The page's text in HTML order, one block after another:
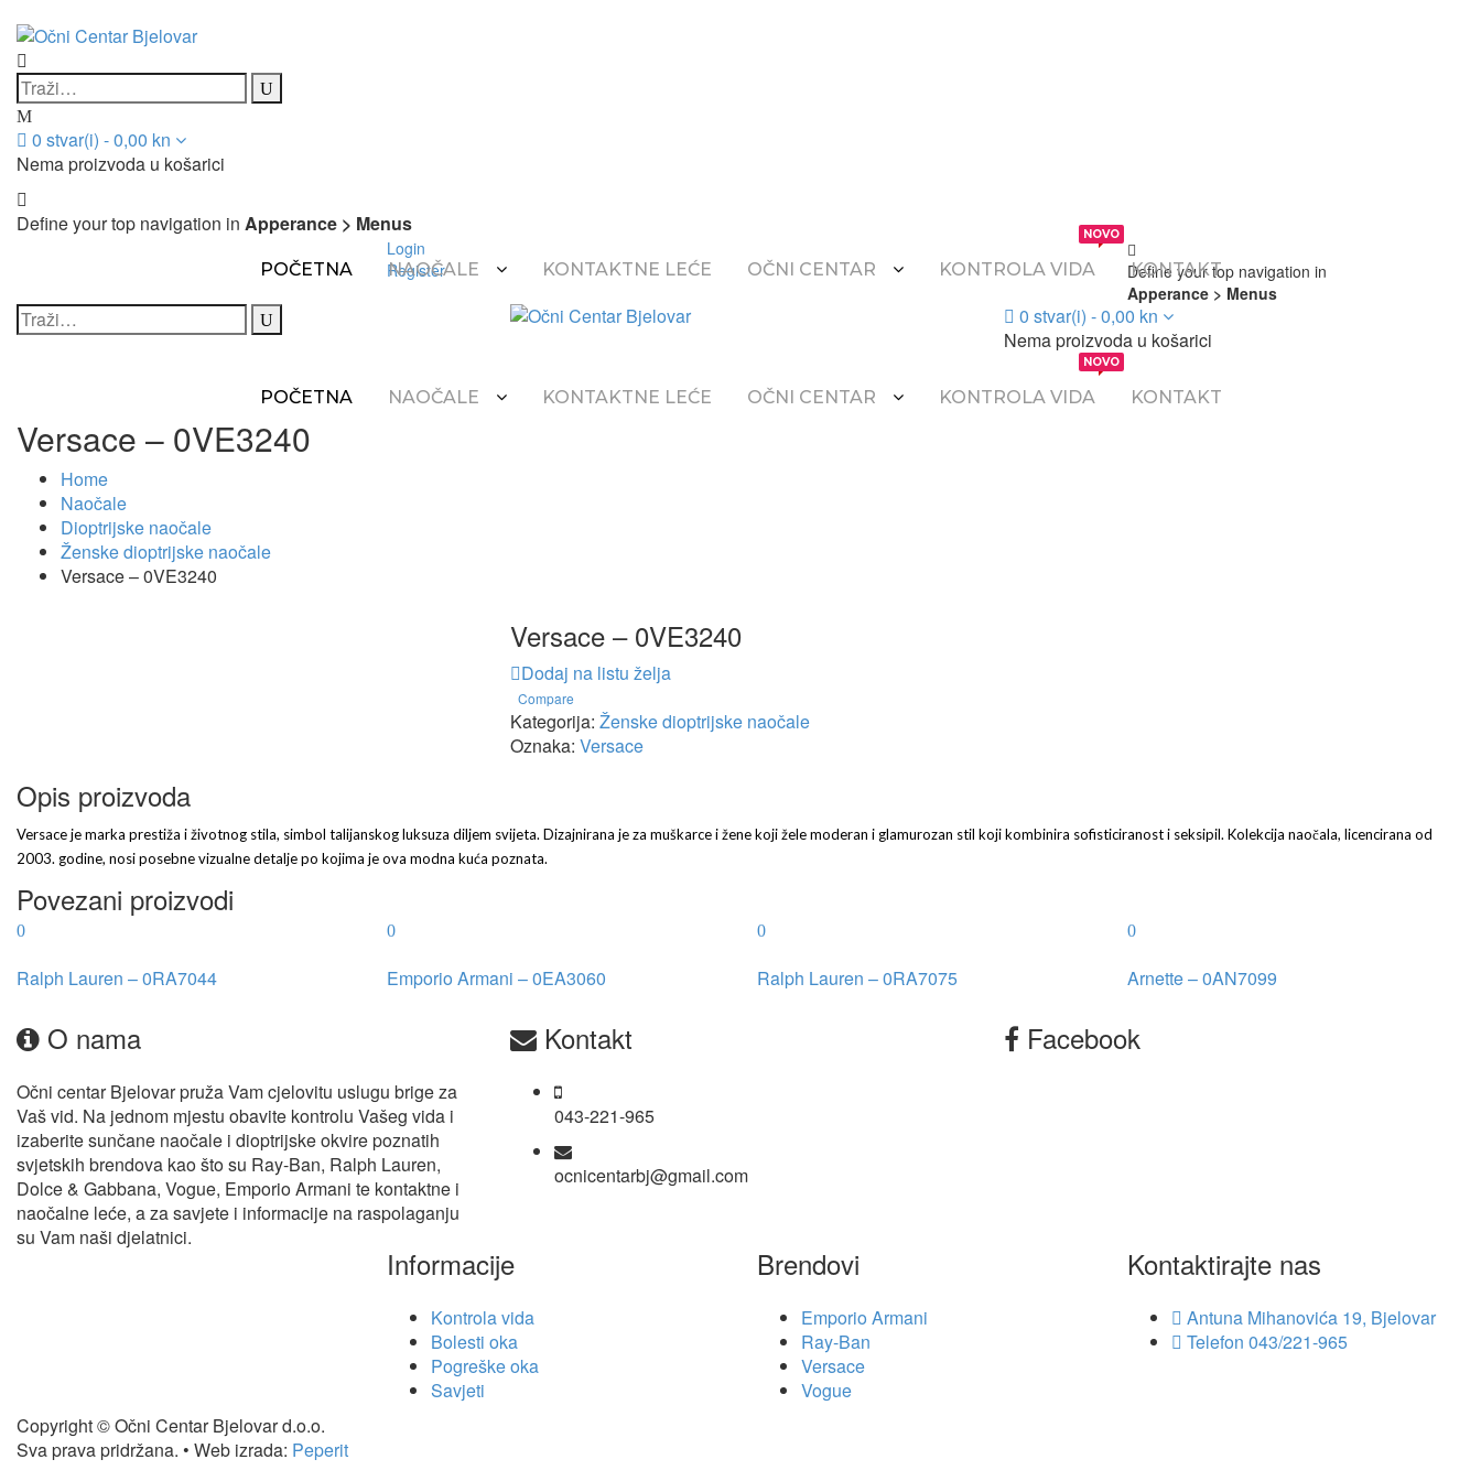
0 stvar(i) -0,00 kn
Nema proizvoda u košarici
Define your top navigation in Apperance > Menus
POČETNA NAOČALE KONTAKTNE LEĆE OČNI CENTAR KONTROLA VIDA
NOVO
KONTAKT
Login
Register
Define your top navigation in
Apperance > Menus
0 stvar(i) -0,00 kn
Nema proizvoda u košarici
POČETNA NAOČALE KONTAKTNE LEĆE OČNI CENTAR KONTROLA VIDA
NOVO
KONTAKT
Versace – 0VE3240
Home
Naočale
Dioptrijske naočale
Ženske dioptrijske naočale
Versace – 0VE3240
Versace – 0VE3240
Dodaj na listu želja
Compare
Kategorija: Ženske dioptrijske naočale
Oznaka: Versace
Opis proizvoda
Versace je marka prestiža i životnog stila, simbol talijanskog luksuza diljem svijeta. Dizajnirana je za muškarce i žene koji žele moderan i glamurozan stil koji kombinira sofisticiranost i seksipil. Kolekcija naočala, licencirana od
2003. godine, nosi posebne vizualne detalje po kojima je ova modna kuća poznata.
Povezani proizvodi
Ralph Lauren – 0RA7044 Emporio Armani – 0EA3060 Ralph Lauren – 0RA7075 Arnette – 0AN7099
O nama
Očni centar Bjelovar pruža Vam cjelovitu uslugu brige za
Vaš vid. Na jednom mjestu obavite kontrolu Vašeg vida i
izaberite sunčane naočale i dioptrijske okvire poznatih
svjetskih brendova kao što su Ray-Ban, Ralph Lauren,
Dolce & Gabbana, Vogue, Emporio Armani te kontaktne i
naočalne leće, a za savjete i informacije na raspolaganju
su Vam naši djelatnici.
Kontakt
043-221-965
ocnicentarbj@gmail.com
Facebook
Informacije
Kontrola vida
Bolesti oka
Pogreške oka
Savjeti
Brendovi
Emporio Armani
Ray-Ban
Versace
Vogue
Kontaktirajte nas
Antuna Mihanovića 19, Bjelovar
Telefon 043/221-965
Copyright © Očni Centar Bjelovar d.o.o.
Sva prava pridržana. • Web izrada: Peperit